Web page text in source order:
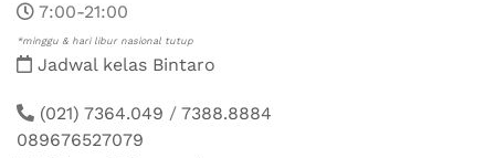
7:00-21:00
*minggu & hari libur nasional tutup
Jadwal kelas Bintaro
(021) 7364.049 / 7388.8884
089676527079